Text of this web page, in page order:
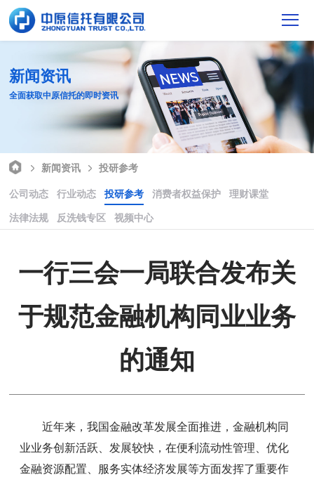
新闻资讯
全面获取中原信托的即时资讯
新闻资讯
投研参考
公司动态
行业动态 投研参考 消费者权益保护
理财课堂
法律法规
反洗钱专区 视频中心
一行三会一局联合发布关
于规范金融机构同业业务
的通知
近年来，我国金融改革发展全面推进，金融机构同
业业务创新活跃、发展较快，在便利流动性管理、优化
金融资源配置、服务实体经济发展等方面发挥了重要作